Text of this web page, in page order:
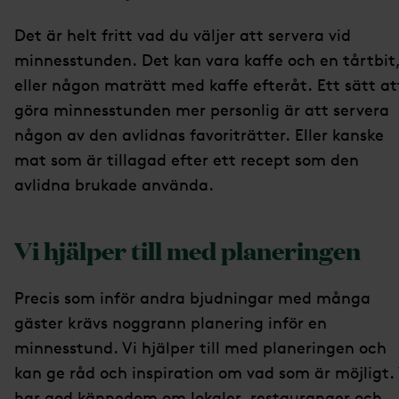
Det är helt fritt vad du väljer att servera vid
minnesstunden. Det kan vara kaffe och en
eller någon maträtt med kaffe efteråt. Ett sätt
göra minnesstunden mer personlig är att servera
någon av den avlidnas favoriträtter. Eller kanske
mat som är tillagad efter ett recept som den
avlidna brukade använda.
Vi hjälper till med planeringen
Precis som inför andra bjudningar med många
gäster krävs noggrann planering inför en
minnesstund. Vi hjälper till med planeringen och
kan ge råd och inspiration om vad som är möjligt.